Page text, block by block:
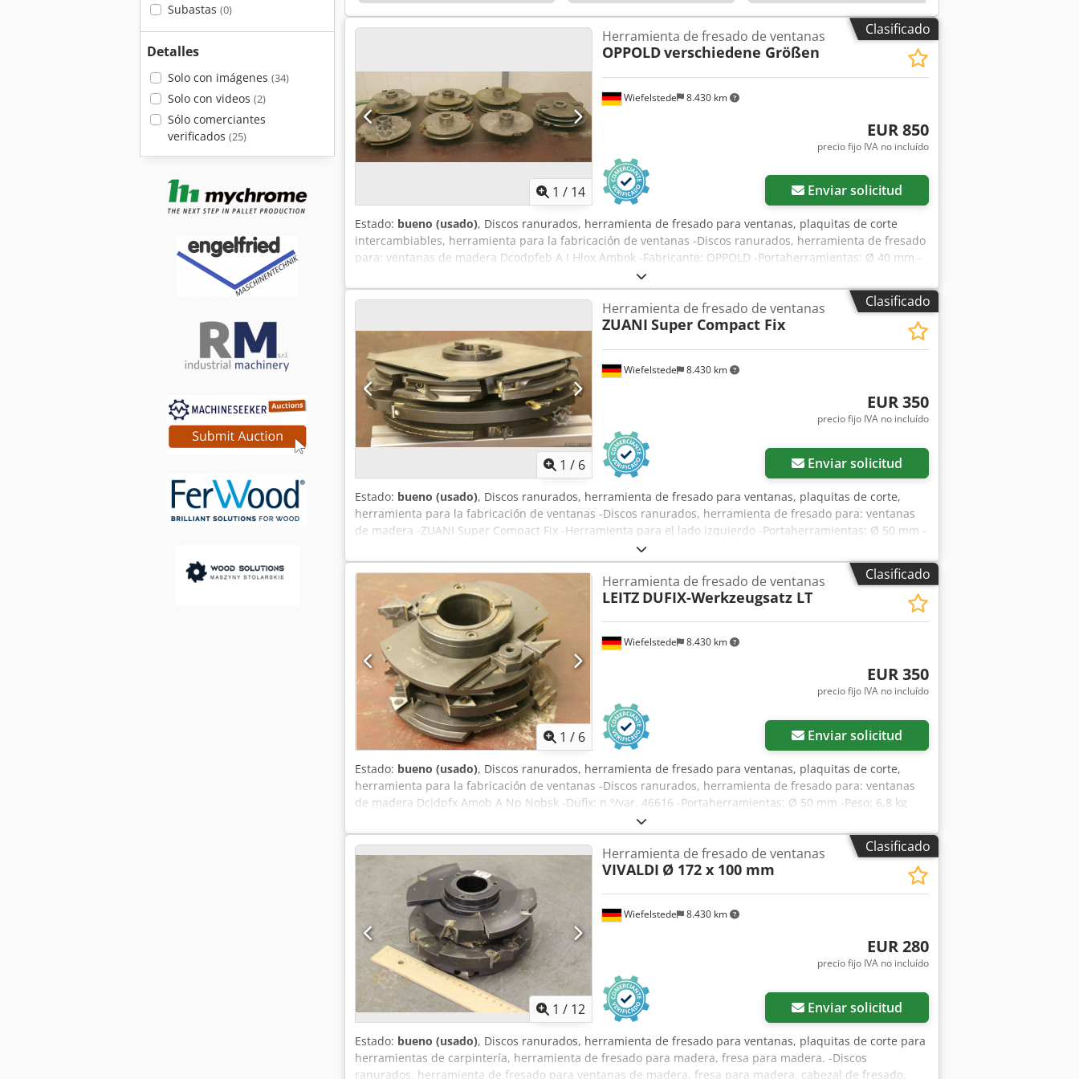
Subastas (0)
Detalles
Solo con imágenes (34)
Solo con videos (2)
Sólo comerciantes
verificados (25)
Clasificado
1 / 14
Wiefelstede 8.430 km
Herramienta de fresado de ventanas
OPPOLDverschiedene Größen
EUR 850
precio fijo IVA no incluído
Enviar solicitud
Estado: bueno (usado), Discos ranurados, herramienta de fresado para ventanas, plaquitas de corte
intercambiables, herramienta para la fabricación de ventanas -Discos ranurados, herramienta de fresado
para: ventanas de madera Dcodpfeb A I Hlox Ambok -Fabricante: OPPOLD -Portaherramientas: Ø 40 mm -
Precio/Venta: completo -Cantidad: 1 palé de herramientas, varios tamaños -Peso: 46 kg
Clasificado
1 / 6
Wiefelstede 8.430 km
Herramienta de fresado de ventanas
ZUANI Super Compact Fix
EUR 350
precio fijo IVA no incluído
Enviar solicitud
Estado: bueno (usado), Discos ranurados, herramienta de fresado para ventanas, plaquitas de corte,
herramienta para la fabricación de ventanas -Discos ranurados, herramienta de fresado para: ventanas
de madera -ZUANI Super Compact Fix -Herramienta para el lado izquierdo -Portaherramientas: Ø 50 mm -
Clasificado
1 / 6
Wiefelstede 8.430 km
Herramienta de fresado de ventanas
LEITZ DUFIX-Werkzeugsatz LT
EUR 350
precio fijo IVA no incluído
Enviar solicitud
Estado: bueno (usado), Discos ranurados, herramienta de fresado para ventanas, plaquitas de corte,
herramienta para la fabricación de ventanas -Discos ranurados, herramienta de fresado para: ventanas
de madera Dcjdpfx Amob A Np Nobsk -Dufix: n.º/var. 46616 -Portaherramientas: Ø 50 mm -Peso: 6,8 kg
Clasificado
1 / 12
Wiefelstede 8.430 km
Herramienta de fresado de ventanas
VIVALDI Ø 172 x 100 mm
EUR 280
precio fijo IVA no incluído
Enviar solicitud
Estado: bueno (usado), Discos ranurados, herramienta de fresado para ventanas, plaquitas de corte para
herramientas de carpintería, herramienta de fresado para madera, fresa para madera. -Discos
ranurados, herramienta de fresado para ventanas de madera, fresa para madera, cabezal de fresado,